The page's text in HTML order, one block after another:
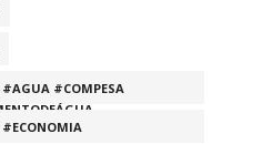
#AGUA #COMPESA
#ECONOMIA